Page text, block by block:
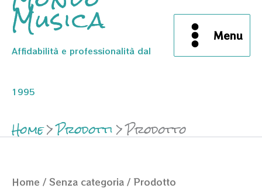
Musica
Affidabilità e professionalità dal
1995
Menu
Home Prodotti Prodotto
Home / Senza categoria / Prodotto